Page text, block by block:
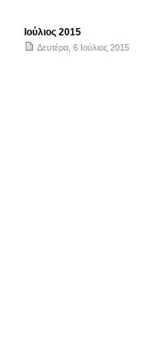
Ιούλιος 2015
Δευτέρα, 6 Ιούλιος 2015